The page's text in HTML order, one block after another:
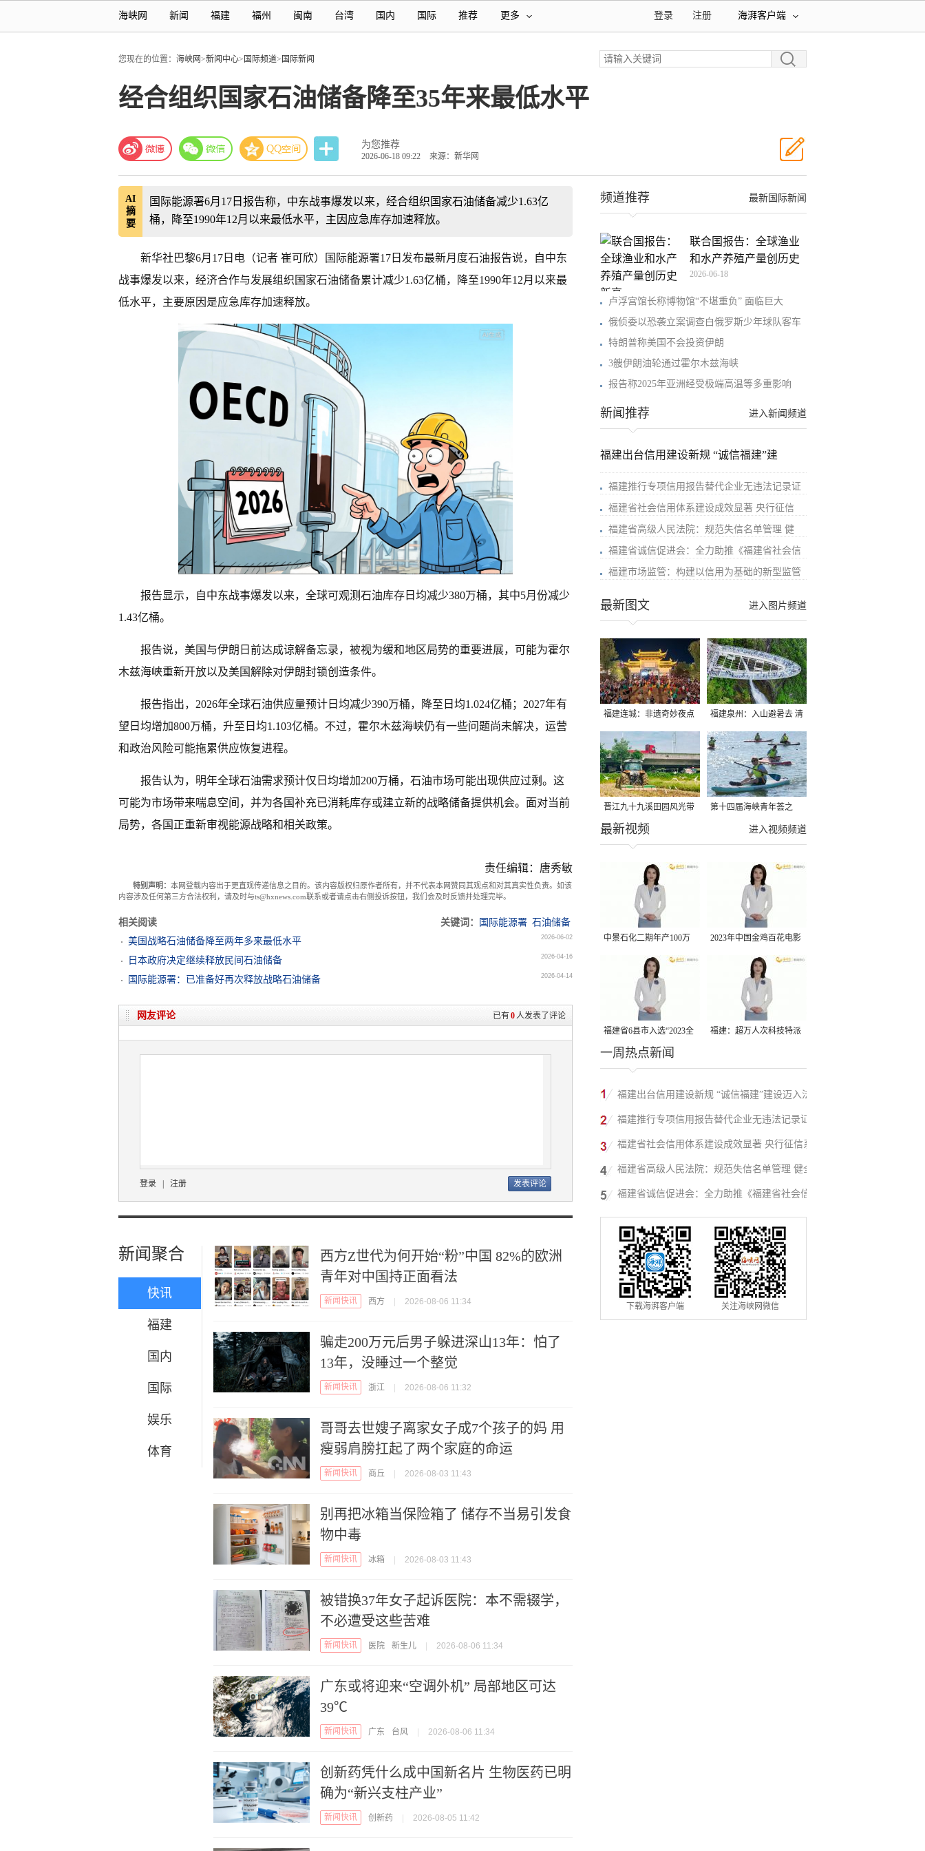
海峡网 新闻 福建 福州 闽南 台湾 国内 国际 推荐 更多 海湃客户端
注册
登录
您现在的位置： 海峡网>新闻中心> 国际频道> 国际新闻
经合组织国家石油储备降至35年来最低水平
为您推荐
2026-06-18 09:22 来源：新华网
AI
摘
要
国际能源署6月17日报告称，中东战事爆发以来，经合组织国家石油储备减少1.63亿
桶，降至1990年12月以来最低水平，主因应急库存加速释放。
新华社巴黎6月17日电（记者 崔可欣）国际能源署17日发布最新月度石油报告说，自中东
战事爆发以来，经济合作与发展组织国家石油储备累计减少1.63亿桶，降至1990年12月以来最
低水平，主要原因是应急库存加速释放。
报告显示，自中东战事爆发以来，全球可观测石油库存日均减少380万桶，其中5月份减少
1.43亿桶。
报告说，美国与伊朗日前达成谅解备忘录，被视为缓和地区局势的重要进展，可能为霍尔
木兹海峡重新开放以及美国解除对伊朗封锁创造条件。
报告指出，2026年全球石油供应量预计日均减少390万桶，降至日均1.024亿桶；2027年有
望日均增加800万桶，升至日均1.103亿桶。不过，霍尔木兹海峡仍有一些问题尚未解决，运营
和政治风险可能拖累供应恢复进程。
报告认为，明年全球石油需求预计仅日均增加200万桶，石油市场可能出现供应过剩。这
可能为市场带来喘息空间，并为各国补充已消耗库存或建立新的战略储备提供机会。面对当前
局势，各国正重新审视能源战略和相关政策。
责任编辑：唐秀敏
特别声明： 本网登载内容出于更直观传递信息之目的。该内容版权归原作者所有，并不代表本网赞同其观点和对其真实性负责。如该
内容涉及任何第三方合法权利，请及时与ts@hxnews.com联系或者请点击右侧投诉按钮，我们会及时反馈并处理完毕。
相关阅读 关键词： 国际能源署 石油储备
美国战略石油储备降至两年多来最低水平
2026-06-02
日本政府决定继续释放民间石油储备 2026-04-16
国际能源署：已准备好再次释放战略石油储备 2026-04-14
已有0人发表了评论
网友评论
登录 注册
新闻聚合
快讯
福建
国内
国际
娱乐
体育
西方Z世代为何开始“粉”中国 82%的欧洲
青年对中国持正面看法
新闻快讯 西方 2026-08-06 11:34
骗走200万元后男子躲进深山13年：怕了
13年，没睡过一个整觉
新闻快讯 浙江 2026-08-06 11:32
哥哥去世嫂子离家女子成7个孩子的妈 用
瘦弱肩膀扛起了两个家庭的命运
新闻快讯 商丘 2026-08-03 11:43
别再把冰箱当保险箱了 储存不当易引发食
物中毒
新闻快讯 冰箱 2026-08-03 11:43
被错换37年女子起诉医院：本不需辍学，
不必遭受这些苦难
新闻快讯 医院 新生儿 2026-08-06 11:34
广东或将迎来“空调外机” 局部地区可达
39℃
新闻快讯 广东 台风 2026-08-06 11:34
创新药凭什么成中国新名片 生物医药已明
确为“新兴支柱产业”
新闻快讯 创新药 2026-08-05 11:42
最新国际新闻
频道推荐
联合国报告：全球渔业
和水产养殖产量创历史
新
2026-06-18
卢浮宫馆长称博物馆“不堪重负” 面临巨大
俄侦委以恐袭立案调查白俄罗斯少年球队客车
特朗普称美国不会投资伊朗
3艘伊朗油轮通过霍尔木兹海峡
报告称2025年亚洲经受极端高温等多重影响
进入新闻频道
新闻推荐
福建出台信用建设新规 “诚信福建”建
福建推行专项信用报告替代企业无违法记录证
福建省社会信用体系建设成效显著 央行征信
福建省高级人民法院：规范失信名单管理 健
福建省诚信促进会：全力助推《福建省社会信
福建市场监管：构建以信用为基础的新型监管
进入图片频道
最新图文
福建连城：非遗奇妙夜点
亮夏夜
福建泉州：入山避暑去 清
凉好惬意
晋江九十九溪田园风光带
千亩早稻迎来成熟收割季
第十四届海峡青年荟之
2026榕台青年大学生水上
进入视频频道
最新视频
中景石化二期年产100万
吨丙烷脱氢项目建成中交
2023年中国金鸡百花电影
节有福电影巡展31日启动
福建省6县市入选“2023全
国县域发展潜力百强县”
福建：超万人次科技特派
一周热点新闻
福建出台信用建设新规 “诚信福建”建设迈入法
治化新阶段
福建推行专项信用报告替代企业无违法记录证
明改革成效显著
福建省社会信用体系建设成效显著 央行征信系
统赋能实体经济
福建省高级人民法院：规范失信名单管理 健全
信用修复机制
福建省诚信促进会：全力助推《福建省社会信
用条例》落地见效
下载海湃客户端 关注海峡网微信